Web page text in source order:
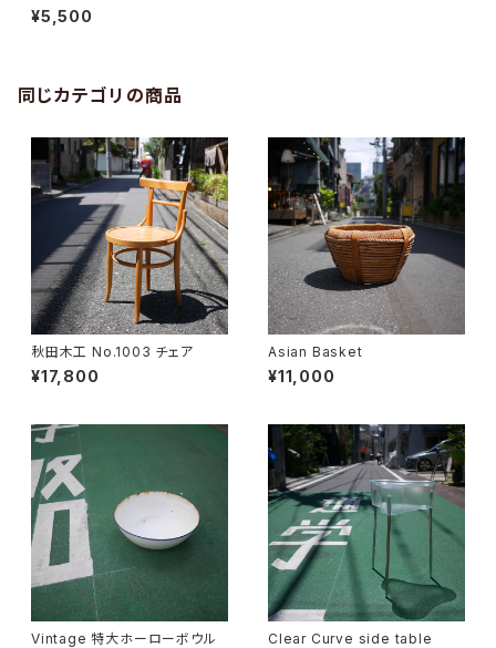
¥5,500
同じカテゴリの商品
秋田木工 No.1003 チェア
¥17,800
Asian Basket
¥11,000
Vintage 特大ホーローボウル Clear Curve side table